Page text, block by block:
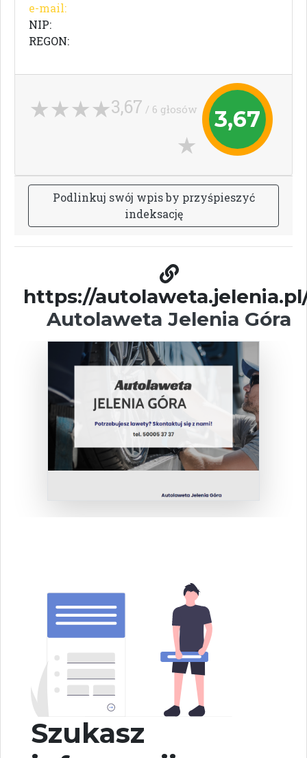
e-mail:
NIP:
REGON:
3,67
3,67 / 6 głosów
Podlinkuj swój wpisby przyśpieszyć
indeksację
https://
Autolaweta Jelenia Góra
Szukasz